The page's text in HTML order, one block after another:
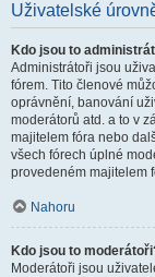
Uživatelské
Kdo jsou to
Administrátoři jsou
fórem. Tito členové
oprávnění, banování
moderátorů atd. a to v
majitelem fóra nebo
všech fórech úplné
provedeném majitelem
Nahoru
Kdo jsou to
Moderátoři jsou